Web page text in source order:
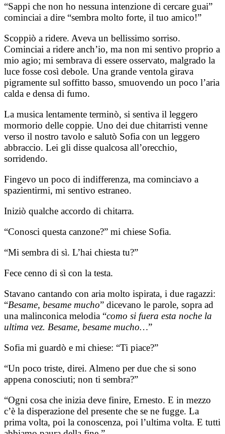
“Sappi che non ho nessuna intenzione di cercare guai”
cominciai a dire “sembra molto forte, il tuo amico!”
Scoppiò a ridere. Aveva un bellissimo sorriso.
Cominciai a ridere anch’io, ma non mi sentivo proprio a
mio agio; mi sembrava di essere osservato, malgrado la
luce fosse così debole. Una grande ventola girava
pigramente sul soffitto basso, smuovendo un poco l’aria
calda e densa di fumo.
La musica lentamente terminò, si sentiva il leggero
mormorio delle coppie. Uno dei due chitarristi venne
verso il nostro tavolo e salutò Sofia con un leggero
abbraccio. Lei gli disse qualcosa all’orecchio,
sorridendo.
Fingevo un poco di indifferenza, ma cominciavo a
spazientirmi, mi sentivo estraneo.
Iniziò qualche accordo di chitarra.
“Conosci questa canzone?” mi chiese Sofia.
“Mi sembra di sì. L’hai chiesta tu?”
Fece cenno di sì con la testa.
Stavano cantando con aria molto ispirata, i due ragazzi:
“Besame, besame mucho” dicevano le parole, sopra ad
una malinconica melodia “como si fuera esta noche la
ultima vez. Besame, besame mucho…”
Sofia mi guardò e mi chiese: “Ti piace?”
“Un poco triste, direi. Almeno per due che si sono
appena conosciuti; non ti sembra?”
“Ogni cosa che inizia deve finire, Ernesto. E in mezzo
c’è la disperazione del presente che se ne fugge. La
prima volta, poi la conoscenza, poi l’ultima volta. E tutti